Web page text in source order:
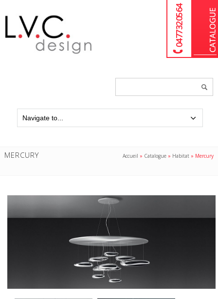
04 77 32 05 64
MERCURY Accueil » Catalogue » Habitat » Mercury